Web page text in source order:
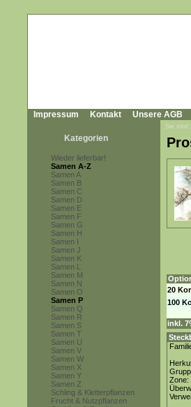
Impressum Kontakt Unsere AGB
Kategorien
Wieder lieferbar!
Samen A-Z
Samen A
Samen B
Samen C
Samen D
Samen E
Samen F
Samen G
Samen H
Samen I
Samen J
Samen K
Samen L
Samen M
Samen N
Samen O
Samen P
Samen Q
Samen R
Samen S
Samen T
Samen U
Samen V
Samen W
Samen X
Samen Y
Samen Z
Schling & Kletterpflanzen
Frucht & Nutzpflanzen
Sie sind
20
100
inkl.
Zone: